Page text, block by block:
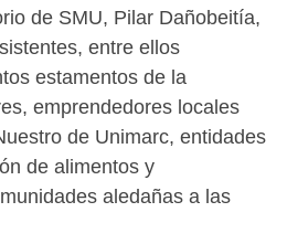
de SMU, Pilar Dañobeitía,
entre ellos
estamentos de la
emprendedores locales
de Unimarc, entidades
de alimentos y
aledañas a las